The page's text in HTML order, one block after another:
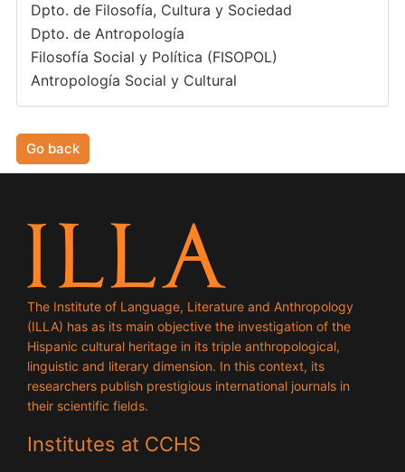
Dpto. de Filosofía, Cultura y Sociedad
Dpto. de Antropología
Filosofía Social y Política (FISOPOL)
Antropología Social y Cultural
Go back
The Institute of Language, Literature and Anthropology
(ILLA) has as its main objective the investigation of the
Hispanic cultural heritage in its triple anthropological,
linguistic and literary dimension. In this context, its
researchers publish prestigious international journals in
their scientific fields.
Institutes at CCHS